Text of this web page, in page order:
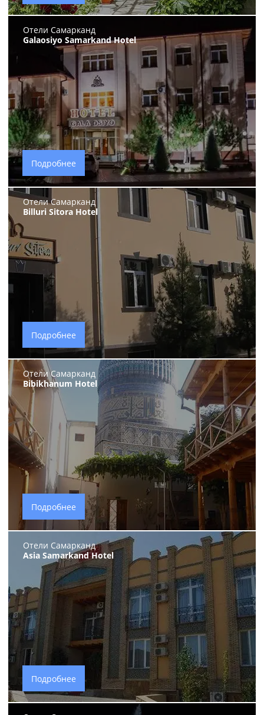
Отели Самарканд
Galaosiyo Samarkand Hotel
Подробнее
Отели Самарканд
Billuri Sitora Hotel
Подробнее
Отели Самарканд
Bibikhanum Hotel
Подробнее
Отели Самарканд
Asia Samarkand Hotel
Подробнее